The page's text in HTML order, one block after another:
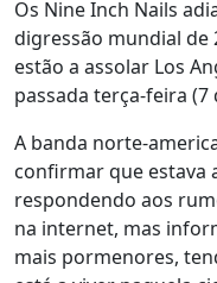
Os Nine Inch Nails
digressão mundial de
estão a assolar Los
passada terça-feira (7
A banda norte-
confirmar que estava
respondendo aos
na internet, mas
mais pormenores,